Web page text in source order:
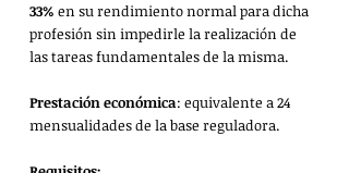
33% en su rendimiento normal para dicha
profesión sin impedirle la realización de
las tareas fundamentales de la misma.
Prestación económica: equivalente a 24
mensualidades de la base reguladora.